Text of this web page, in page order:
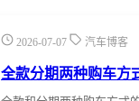
2026-07-07 汽车博客
全款分期两种购车方